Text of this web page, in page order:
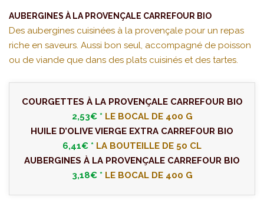
AUBERGINES À LA PROVENÇALE CARREFOUR BIO
Des aubergines cuisinées à la provençale pour un repas
riche en saveurs. Aussi bon seul, accompagné de poisson
ou de viande que dans des plats cuisinés et des tartes.
COURGETTES À LA PROVENÇALE CARREFOUR BIO
2,53€ *LE BOCAL DE 400 G
HUILE D’OLIVE VIERGE EXTRA CARREFOUR BIO
6,41€ * LA BOUTEILLE DE 50 CL
AUBERGINES À LA PROVENÇALE CARREFOUR BIO
3,18€ *LE BOCAL DE 400 G